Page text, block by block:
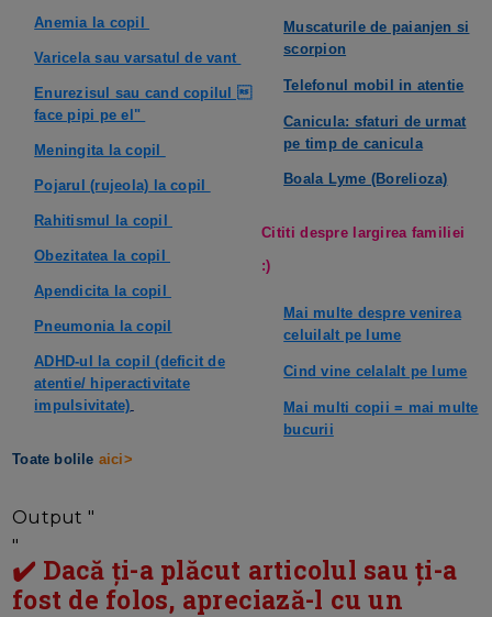
Anemia la copil
Varicela sau varsatul de vant
Enurezisul sau cand copilul
face pipi pe el"
Meningita la copil
Pojarul (rujeola) la copil
Rahitismul la copil
Obezitatea la copil
Apendicita la copil
Pneumonia la copil
ADHD-ul la copil (deficit de
atentie/ hiperactivitate
impulsivitate)
Toate bolile aici>
Muscaturile de paianjen si
scorpion
Telefonul mobil in atentie
Canicula: sfaturi de urmat
pe timp de canicula
Boala Lyme (Borelioza)
Cititi despre largirea familiei
:)
Mai multe despre venirea
celuilalt pe lume
Cind vine celalalt pe lume
Mai multi copii = mai multe
bucurii
Output "
"
✔️ Dacă ți-a plăcut articolul sau ți-a
fost de folos, apreciază-l cu un